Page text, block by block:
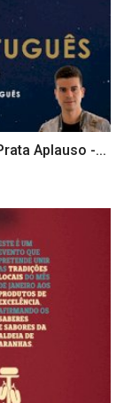
Aplauso -...